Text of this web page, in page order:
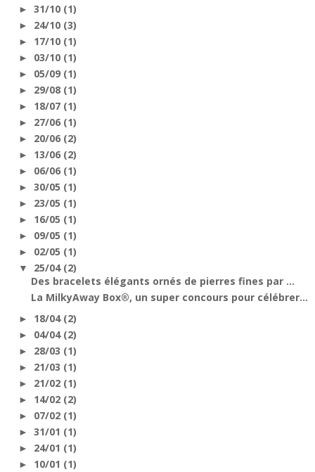
► 31/10 (1)
► 24/10 (3)
► 17/10 (1)
► 03/10 (1)
► 05/09 (1)
► 29/08 (1)
► 18/07 (1)
► 27/06 (1)
► 20/06 (2)
► 13/06 (2)
► 06/06 (1)
► 30/05 (1)
► 23/05 (1)
► 16/05 (1)
► 09/05 (1)
► 02/05 (1)
▼ 25/04 (2)
Des bracelets élégants ornés de pierres fines par ...
La MilkyAway Box®, un super concours pour célébrer...
► 18/04 (2)
► 04/04 (2)
► 28/03 (1)
► 21/03 (1)
► 21/02 (1)
► 14/02 (2)
► 07/02 (1)
► 31/01 (1)
► 24/01 (1)
► 10/01 (1)